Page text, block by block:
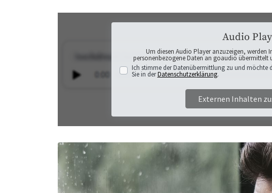
Audio
Um diesen Audio Player anzuzeigen,
personenbezogene Daten an goaudio übermittelt
Ich stimme der Datenübermittlung zu und möchte
Sie in derDatenschutzerklärung.
Externen Inhalten